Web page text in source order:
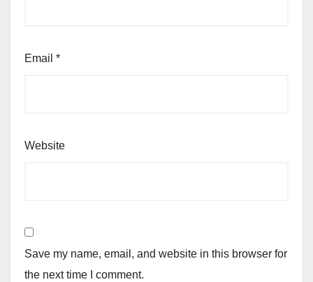
Email *
Website
Save my name, email, and website in this browser for
the next time I comment.